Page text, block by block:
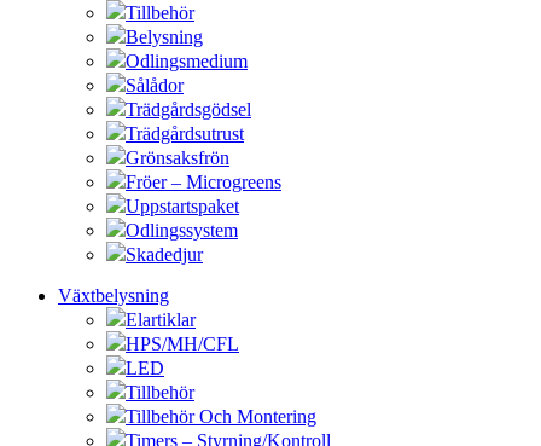
Tillbehör
Belysning
Odlingsmedium
Sålådor
Trädgårdsgödsel
Trädgårdsutrust
Grönsaksfrön
Fröer – Microgreens
Uppstartspaket
Odlingssystem
Skadedjur
Växtbelysning
Elartiklar
HPS/MH/CFL
LED
Tillbehör
Tillbehör Och Montering
Timers – Styrning/Kontroll